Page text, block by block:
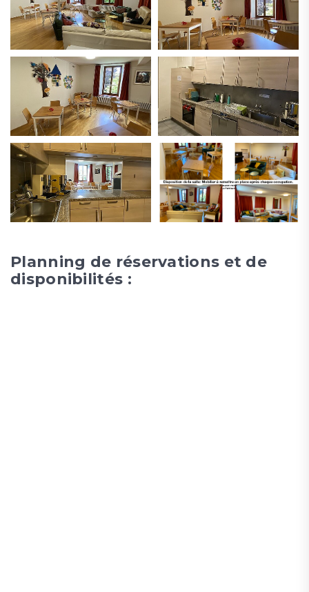
Planning de réservations et de
disponibilités :